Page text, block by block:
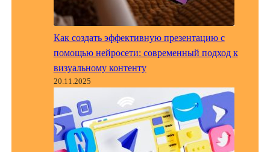
Как создать эффективную презентацию с
помощью нейросети: современный подход к
визуальному контенту
20.11.2025